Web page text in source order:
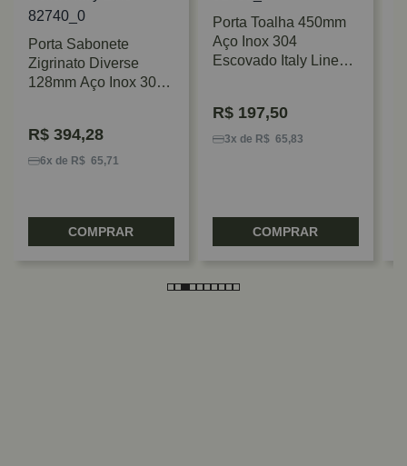
Porta Sabonete
Zigrinato Diverse
128mm Aço Inox 304
R$ 394,28
6x de R$ 65,71
COMPRAR
Porta Toalha 450mm
Aço Inox 304
Escovado Italy Line
R$ 197,50
3x de R$ 65,83
COMPRAR